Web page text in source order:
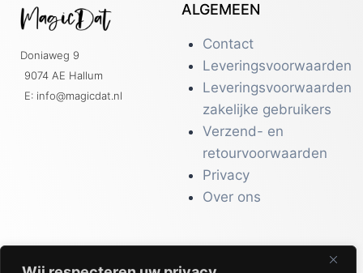
Doniaweg 9
9074 AE Hallum
E: info@magicdat.nl
ALGEMEEN
Contact
Leveringsvoorwaarden
Leveringsvoorwaarden
zakelijke gebruikers
Verzend- en
retourvoorwaarden
Privacy
Over ons